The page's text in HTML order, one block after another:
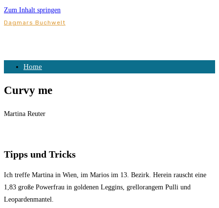
Zum Inhalt springen
Dagmars Buchwelt
Home
Curvy me
Martina Reuter
Tipps und Tricks
Ich treffe Martina in Wien, im Marios im 13. Bezirk. Herein rauscht eine
1,83 große Powerfrau in goldenen Leggins, grellorangem Pulli und
Leopardenmantel.